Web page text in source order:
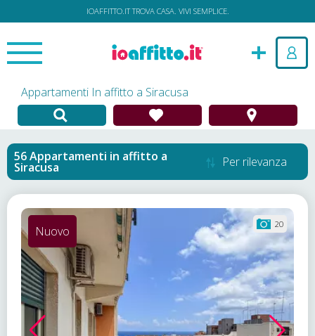
IOAFFITTO.IT TROVA CASA. VIVI SEMPLICE.
Appartamenti In affitto a Siracusa
Appartamenti in affitto a
Siracusa Per rilevanza
20
Nuovo